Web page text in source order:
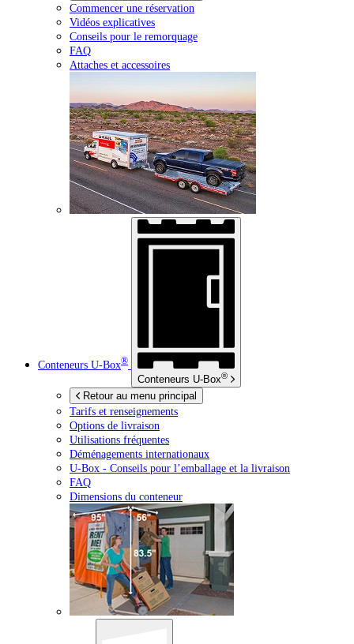
Commencer une réservation
Vidéos explicatives
Conseils pour le remorquage
FAQ
Attaches et accessoires
Conteneurs U-Box®
Conteneurs U-Box®
Retour au menu principal
Tarifs et renseignements
Options de livraison
Utilisations fréquentes
Déménagements internationaux
U-Box - Conseils pour l’emballage et la livraison
FAQ
Dimensions du conteneur